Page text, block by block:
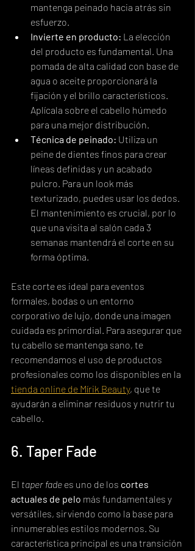
mantenga peinado hacia atrás sin
esfuerzo.
Invierte en producto: La elección
del producto es fundamental. Una
pomada de alta calidad con base de
agua o aceite proporcionará la
fijación y el brillo característicos.
Aplícala sobre el cabello húmedo
para una mejor distribución.
Técnica de peinado: Utiliza un
peine de dientes finos para crear
líneas definidas y un acabado
pulcro. Para un look más
texturizado, puedes usar los dedos.
El mantenimiento es crucial, por lo
que una visita al salón cada 3
semanas mantendrá el corte en su
forma óptima.
Este corte es ideal para eventos
formales, bodas o un entorno
corporativo de lujo, donde una imagen
cuidada es primordial. Para asegurar que
tu cabello se mantenga sano, te
recomendamos el uso de productos
profesionales como los disponibles en la
tienda online de Mírik Beauty, que te
ayudarán a eliminar residuos y nutrir tu
cabello.
6. Taper Fade
El taper fade es uno de los cortes
actuales de pelo más fundamentales y
versátiles, sirviendo como la base para
innumerables estilos modernos. Su
característica principal es una transición